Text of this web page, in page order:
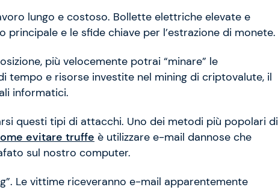
lungo e costoso. Bollette elettriche elevate e
e le sfide chiave per l’estrazione di monete.
più velocemente potrai “minare” le
tempo e risorse investite nel mining di criptovalute, il
informatici.
questi tipi di attacchi. Uno dei metodi più popolari di
evitare truffe è utilizzare e-mail dannose che
sul nostro computer.
Le vittime riceveranno e-mail apparentemente